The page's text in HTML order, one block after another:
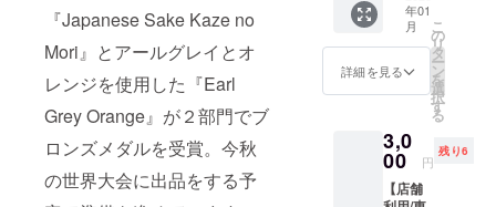
『Japanese Sake Kaze no
Mori』とアールグレイとオ
レンジを使用した『Earl
Grey Orange』が２部門でブ
ロンズメダルを受賞。今秋
の世界大会に出品をする予
蔵配送
でお届
す。 ・
賞味期
より10
日以上
お日持
ちする
ラ、
パール
ショコ
ラ） ④
を使用
したガ
トー
ショコ
ショコ
ラ4個入
②癒し
のチョ
ン4種
類、オ
レンジ
ピー
可能
チョコ
レート
と風の
森のペ
アリン
チケッ
ト 「風
の森」
とそれ
年01
月
詳細を見る
こ
の
リ
タ
ー
ン
を
選
択
す
る
3,0
00 円
残り6
【店舗